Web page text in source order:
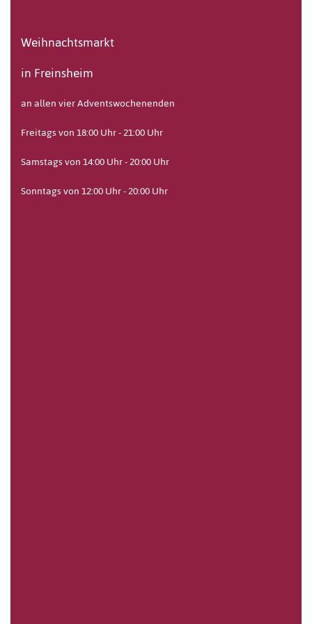
Weihnachtsmarkt
in Freinsheim
an allen vier Adventswochenenden
Freitags von 18:00 Uhr - 21:00 Uhr
Samstags von 14:00 Uhr - 20:00 Uhr
Sonntags von 12:00 Uhr - 20:00 Uhr